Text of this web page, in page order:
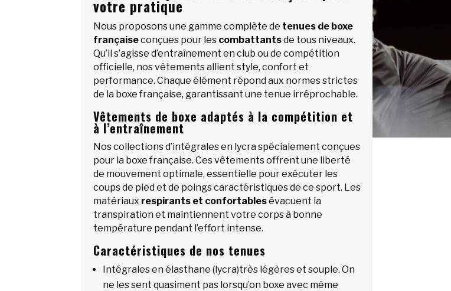
votre pratique
Nous proposons une gamme complète de tenues de boxe
françaiseconçues pour les combattantsde tous niveaux.
Qu’il s’agisse d’entraînement en club ou de compétition
officielle, nos vêtements allient style, confort et
performance. Chaque élément répond aux normes strictes
de la boxe française, garantissant une tenue irréprochable.
Vêtements de boxe adaptés à la compétition et
à l’entraînement
Nos collections d’intégrales en lycra spécialement conçues
pour la boxe française. Ces vêtements offrent une liberté
de mouvement optimale, essentielle pour exécuter les
coups de pied et de poings caractéristiques de ce sport. Les
matériaux respirants et confortablesévacuent la
transpiration et maintiennent votre corps à bonne
température pendant l’effort intense.
Caractéristiques de nos tenues
Intégrales en élasthane (lycra)très légères et souple. On
ne les sent quasiment pas lorsqu’on boxe avec même